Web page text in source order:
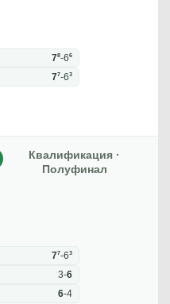
78-66
77-63
Квалификация ·
Полуфинал
77-63
3-6
6-4